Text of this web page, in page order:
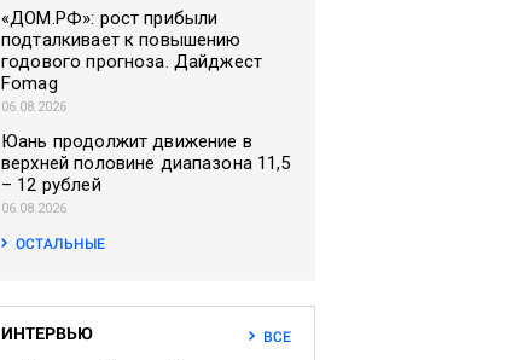
«ДОМ.РФ»: рост прибыли
подталкивает к повышению
годового прогноза. Дайджест
Fomag
06.08.2026
Юань продолжит движение в
верхней половине диапазона 11,5
– 12 рублей
06.08.2026
ОСТАЛЬНЫЕ
ИНТЕРВЬЮ ВСЕ